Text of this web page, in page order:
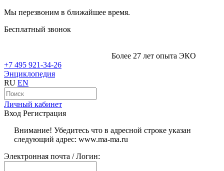
Мы перезвоним в ближайшее время.
Бесплатный звонок
Более 27 лет опыта ЭКО
+7 495 921-34-26
Энциклопедия
RU EN
Личный кабинет
Вход Регистрация
Внимание! Убедитесь что в адресной строке указан
следующий адрес: www.ma-ma.ru
Электронная почта / Логин: